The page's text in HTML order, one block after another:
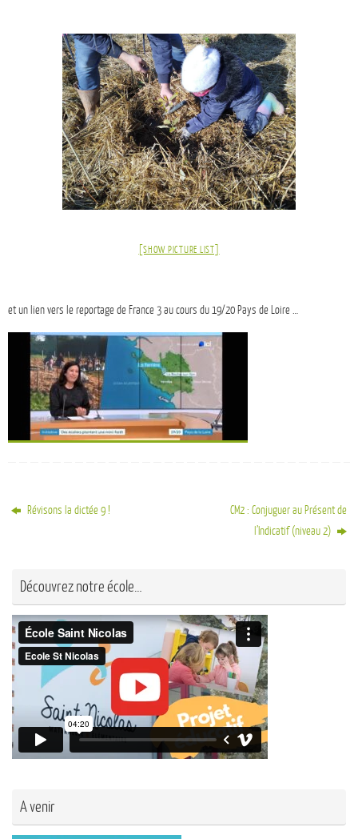
[SHOW PICTURE LIST]
et un lien vers le reportage de France 3 au cours du 19/20 Pays de Loire …
Révisons la dictée 9 !
CM2 : Conjuguer au Présent de
l’Indicatif (niveau 2)
Découvrez notre école…
A venir